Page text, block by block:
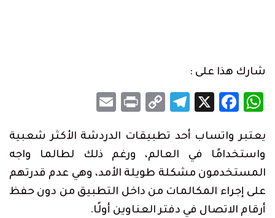
شارك هذا على :
WhatsApp
Facebook
X
Telegram
Copy
Print
يعتبر واتساب أحد تطبيقات الدردشة الأكثر شعبية
واستخدامًا في العالم، ورغم ذلك لطالما واجه
المستخدمون مشكلة طويلة الأمد، وهي عدم قدرتهم
على إجراء المكالمات من داخل التطبيق من دون حفظ
أرقام الاتصال في دفتر العناوين أولًا.